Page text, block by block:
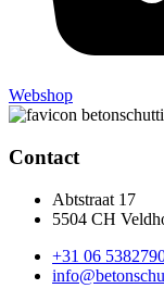
Webshop
Contact
Abtstraat 17
5504 CH
+31 06